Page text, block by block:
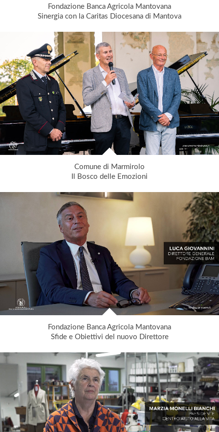
Fondazione Banca Agricola Mantovana
Sinergia con la Caritas Diocesana di Mantova
Comune di Marmirolo
Il Bosco delle Emozioni
Fondazione Banca Agricola Mantovana
Sfide e Obiettivi del nuovo Direttore